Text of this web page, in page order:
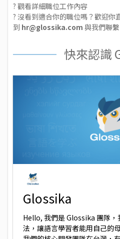
? 觀看詳細職位工作內容
? 沒看到適合你的職位嗎？歡迎你
到 hr@glossika.com 與我們聯繫
快來認識
Glossika
Hello, 我們是 Glossika 團隊
法，讓語言學習者能用自己的